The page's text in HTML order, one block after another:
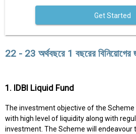
Get Started
22 - 23 অর্থবছরে 1 বছরের বিনিয়োগের
1. IDBI Liquid Fund
The investment objective of the
with high level of liquidity along with
investment. The Scheme will endeavour